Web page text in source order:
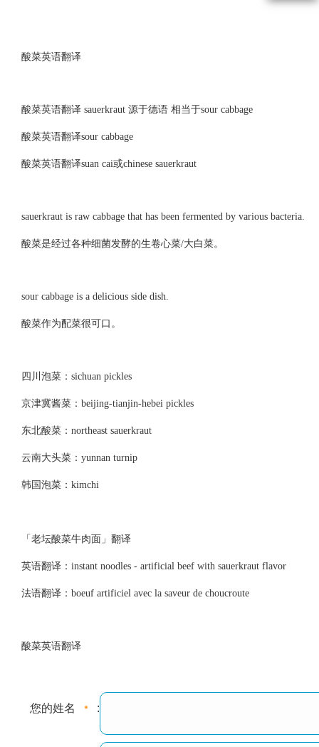
酸菜英语翻译
酸菜英语翻译 sauerkraut 源于德语 相当于sour cabbage
酸菜英语翻译sour cabbage
酸菜英语翻译suan cai或chinese sauerkraut
sauerkraut is raw cabbage that has been fermented by various bacteria.
酸菜是经过各种细菌发酵的生卷心菜/大白菜。
sour cabbage is a delicious side dish.
酸菜作为配菜很可口。
四川泡菜：sichuan pickles
京津冀酱菜：beijing-tianjin-hebei pickles
东北酸菜：northeast sauerkraut
云南大头菜：yunnan turnip
韩国泡菜：kimchi
「老坛酸菜牛肉面」翻译
英语翻译：instant noodles - artificial beef with sauerkraut flavor
法语翻译：boeuf artificiel avec la saveur de choucroute
酸菜英语翻译
您的姓名 :